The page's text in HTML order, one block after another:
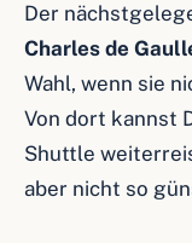
Der
Charles de
Wahl, wenn sie
Von dort kannst
Shuttle
aber nicht so